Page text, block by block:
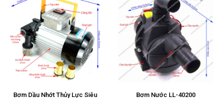
Bơm Dầu Nhớt Thủy Lực Siêu
Bơm Nước LL-40200